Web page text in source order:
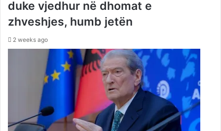
duke vjedhur në dhomat e
zhveshjes, humb jetën
2 weeks ago